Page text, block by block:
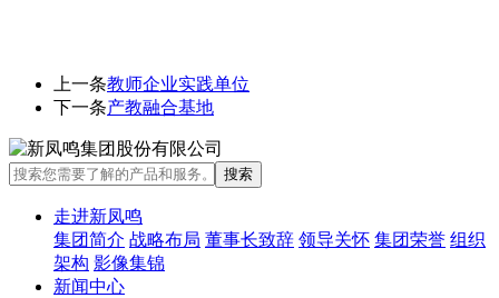
上一条教师企业实践单位
下一条产教融合基地
走进新凤鸣
集团简介 战略布局 董事长致辞 领导关怀 集团荣誉 组织
架构 影像集锦
新闻中心